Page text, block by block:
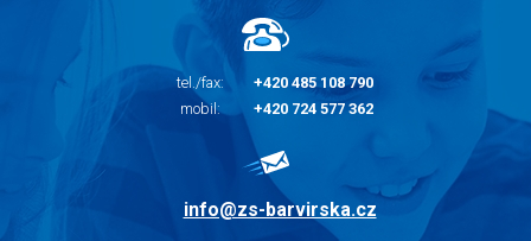
tel./fax:
+420 485 108 790
mobil:
+420 724 577 362
info@zs-barvirska.cz